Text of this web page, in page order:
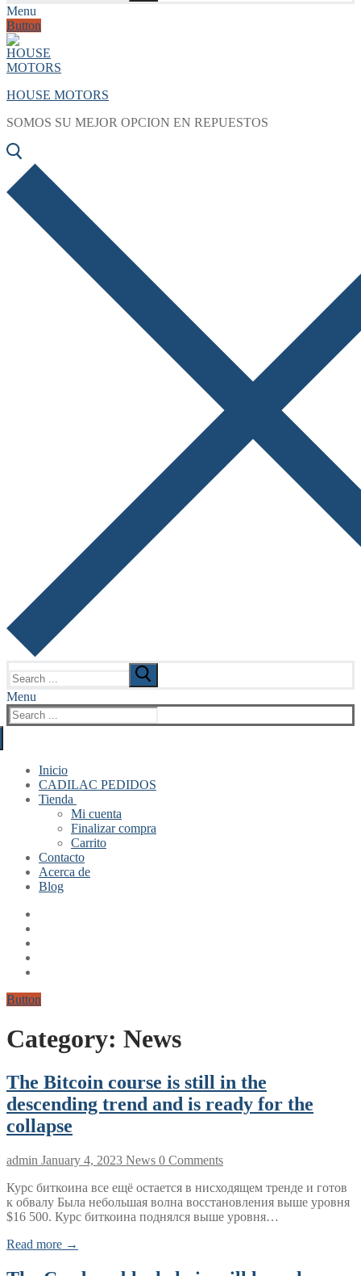
Menu
Button
HOUSE MOTORS
SOMOS SU MEJOR OPCION EN REPUESTOS
for:
Menu
Search
for:
Inicio
CADILAC PEDIDOS
Tienda
Mi cuenta
Finalizar compra
Carrito
Contacto
Acerca de
Blog
Button
Category: News
The Bitcoin course is still in the
descending trend and is ready for the
collapse
admin January 4, 2023 News 0 Comments
Курс биткоина все ещё остается в нисходящем тренде и готов
к обвалу Была небольшая волна восстановления выше уровня
$16 500. Курс биткоина поднялся выше уровня…
Read more →